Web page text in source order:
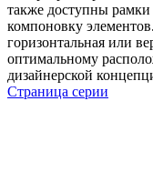
также доступны
компоновку
горизонтальная или
оптимальному
дизайнерской
Страница серии